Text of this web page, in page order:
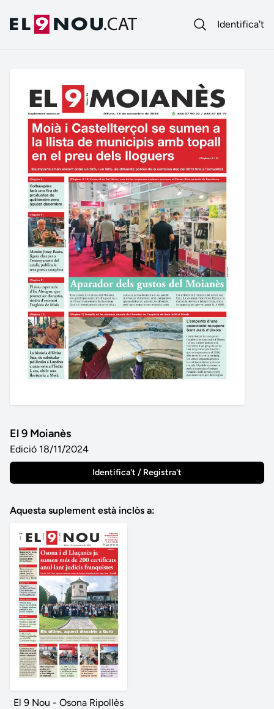
Identifica't
El 9 Moianès
Edició 18/11/2024
Identifica't / Registra't
Aquesta suplement està inclòs a:
El 9 Nou - Osona Ripollès